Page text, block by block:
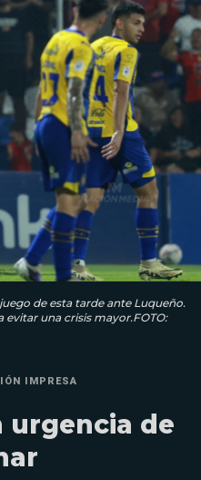
de esta tarde ante Luqueño.
evitar una crisis mayor.FOTO:
IMPRESA
urgencia de